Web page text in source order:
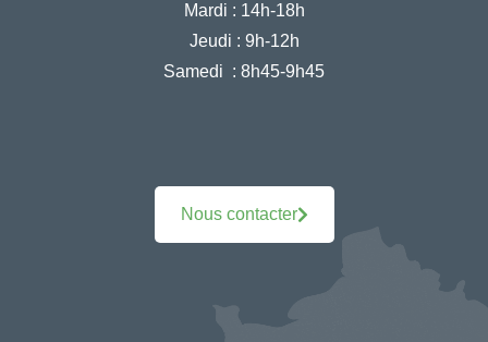
Mardi : 14h-18h
Jeudi : 9h-12h
Samedi : 8h45-9h45
Nous contacter